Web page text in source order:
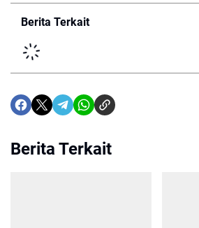
Berita Terkait
Berita Terkait